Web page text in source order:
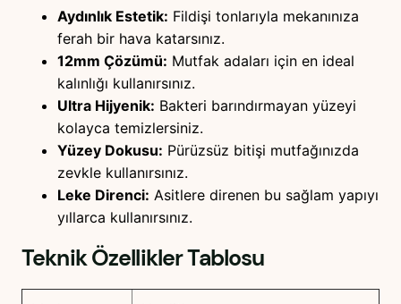
Aydınlık Estetik: Fildişi tonlarıyla mekanınıza
ferah bir hava katarsınız.
12mm Çözümü: Mutfak adaları için en ideal
kalınlığı kullanırsınız.
Ultra Hijyenik: Bakteri barındırmayan yüzeyi
kolayca temizlersiniz.
Yüzey Dokusu: Pürüzsüz bitişi mutfağınızda
zevkle kullanırsınız.
Leke Direnci: Asitlere direnen bu sağlam yapıyı
yıllarca kullanırsınız.
Teknik Özellikler Tablosu